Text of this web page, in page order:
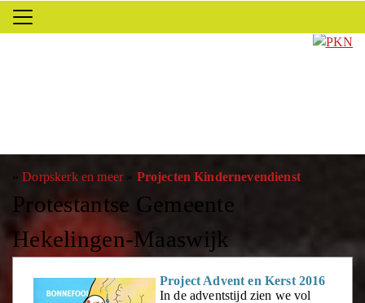
»Dorpskerk en meer» Projecten Kindernevendienst
Protestantse Gemeente
Hekelingen-Maaswijk
Project Advent en Kerst 2016
In de adventstijd zien we vol